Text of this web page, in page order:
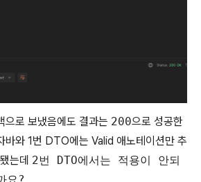
으로 보냈음에도 결과는 200으로 성공한
바와 1번 DTO에는 Valid 애노테이션만 추
는데 2번 DTO에서는 적용이 안되